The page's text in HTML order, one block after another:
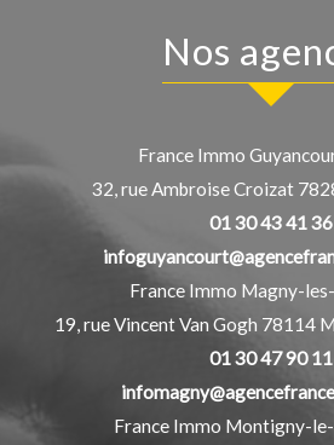
Nos
France Immo
32, rue Ambroise Croizat
01 30 43 41 36
France Immo Magny-
19, rue Vincent Van Gogh 78114
01 30 47 90 11
France Immo Montigny-